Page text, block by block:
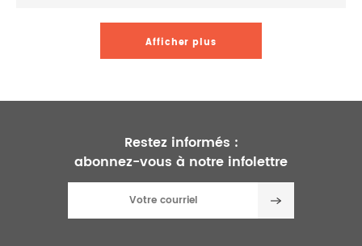
Afficher plus
Restez informés :
abonnez-vous à notre infolettre